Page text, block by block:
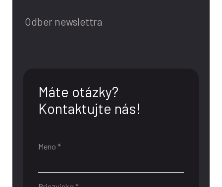
Odber newslettra
Máte otázky?
Kontaktujte nás!
Meno *